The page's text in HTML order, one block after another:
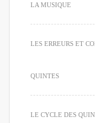
LA MUSIQUE
LES ERREURS ET
QUINTES
LE CYCLE DES